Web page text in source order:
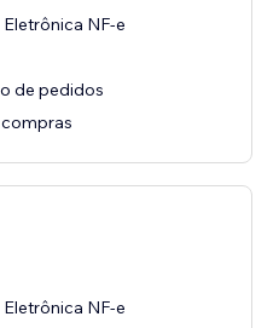
NF-e
de pedidos
NF-e